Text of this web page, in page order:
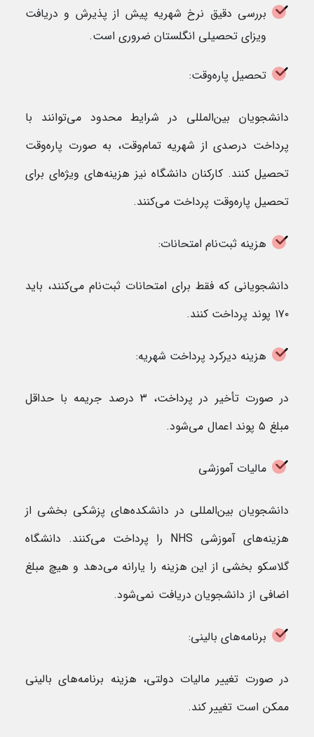
بررسی دقیق نرخ شهریه پیش از پذیرش و دریافت
ویزای تحصیلی انگلستان ضروری است.
تحصیل پاره‌وقت:
دانشجویان بین‌المللی در شرایط محدود می‌توانند با
پرداخت درصدی از شهریه تمام‌وقت، به صورت پاره‌وقت
تحصیل کنند. کارکنان دانشگاه نیز هزینه‌های ویژه‌ای برای
تحصیل پاره‌وقت پرداخت می‌کنند.
هزینه ثبت‌نام امتحانات:
دانشجویانی که فقط برای امتحانات ثبت‌نام می‌کنند، باید
۱۷۰ پوند پرداخت کنند.
هزینه دیرکرد پرداخت شهریه:
در صورت تأخیر در پرداخت، ۳ درصد جریمه با حداقل
مبلغ ۵ پوند اعمال می‌شود.
مالیات آموزشی
دانشجویان بین‌المللی در دانشکده‌های پزشکی بخشی از
هزینه‌های آموزشی NHS را پرداخت می‌کنند. دانشگاه
گلاسکو بخشی از این هزینه را یارانه می‌دهد و هیچ مبلغ
اضافی از دانشجویان دریافت نمی‌شود.
برنامه‌های بالینی:
در صورت تغییر مالیات دولتی، هزینه برنامه‌های بالینی
ممکن است تغییر کند.